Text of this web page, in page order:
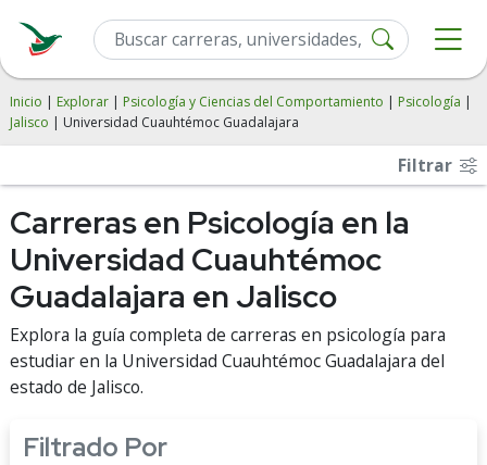
Inicio | Explorar | Psicología y Ciencias del Comportamiento | Psicología |
Jalisco | Universidad Cuauhtémoc Guadalajara
Filtrar
Carreras en Psicología en la
Universidad Cuauhtémoc
Guadalajara en Jalisco
Explora la guía completa de carreras en psicología para
estudiar en la Universidad Cuauhtémoc Guadalajara del
estado de Jalisco.
Filtrado Por